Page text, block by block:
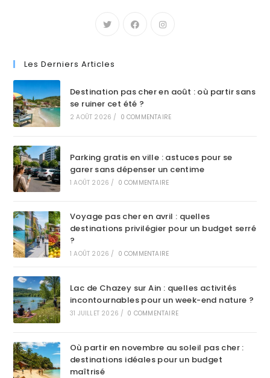
Les Derniers Articles
Destination pas cher en août : où partir sans
se ruiner cet été ?
2 AOÛT 2026 / 0 COMMENTAIRE
Parking gratis en ville : astuces pour se
garer sans dépenser un centime
1 AOÛT 2026 / 0 COMMENTAIRE
Voyage pas cher en avril : quelles
destinations privilégier pour un budget serré
?
1 AOÛT 2026 / 0 COMMENTAIRE
Lac de Chazey sur Ain : quelles activités
incontournables pour un week-end nature ?
31 JUILLET 2026 / 0 COMMENTAIRE
Où partir en novembre au soleil pas cher :
destinations idéales pour un budget
maîtrisé